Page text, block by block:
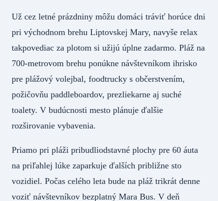
Už cez letné prázdniny môžu domáci tráviť horúce dni
pri východnom brehu Liptovskej Mary, navyše relax
takpovediac za plotom si užijú úplne zadarmo. Pláž na
700-metrovom brehu ponúkne návštevníkom ihrisko
pre plážový volejbal, foodtrucky s občerstvením,
požičovňu paddleboardov, prezliekarne aj suché
toalety. V budúcnosti mesto plánuje ďalšie
rozširovanie vybavenia.
Priamo pri pláži pribudliodstavné plochy pre 60 áuta
na priľahlej lúke zaparkuje ďalších približne sto
vozidiel. Počas celého leta bude na pláž trikrát denne
voziť návštevníkov bezplatný Mara Bus. V deň